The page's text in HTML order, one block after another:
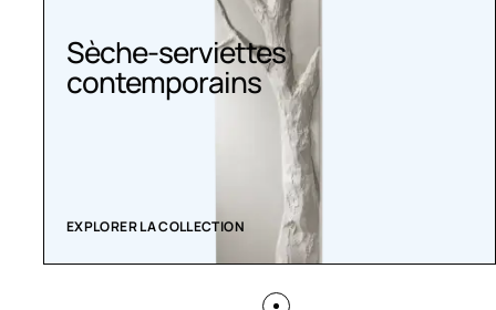
Sèche-serviettes
contemporains
EXPLORER LA COLLECTION